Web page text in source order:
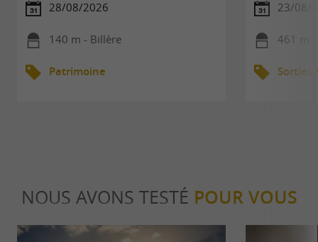
28/08/2026
140 m - Billère
Patrimoine
23/08/
461 m -
Sorties
NOUS AVONS TESTÉ POUR VOUS